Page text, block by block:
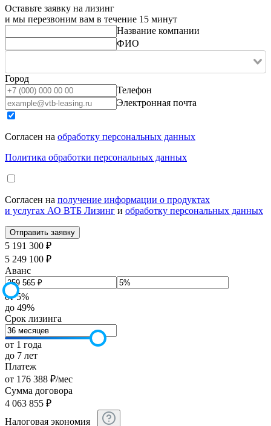
Оставьте заявку на лизинг
и мы перезвоним вам в течение 15 минут
Название компании
ФИО
Город
Телефон
Электронная почта
Согласен на обработку персональных данных
Политика обработки персональных данных
Согласен на получение информации о продуктах
и услугах АО ВТБ Лизинг и обработку персональных данных
5 191 300 ₽
5 249 100 ₽
Аванс
от 5%
до 49%
Срок лизинга
от 1 года
до 7 лет
Платеж
от 176 388 ₽/мес
Сумма договора
4 063 855 ₽
Налоговая экономия